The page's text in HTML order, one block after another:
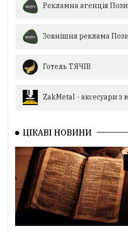
Рекламна агенція
Зовнішня реклама
Готель ТЯЧІВ
ZakMetal - аксесуари з
ЦІКАВІ НОВИНИ